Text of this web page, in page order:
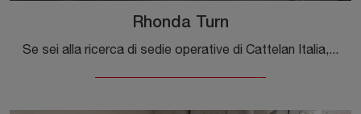
Rhonda Turn
Se sei alla ricerca di sedie operative di Cattelan Italia, clicca e scopri di più sul modello Rhonda Turn in pelle per uffici operativi e direzionali!